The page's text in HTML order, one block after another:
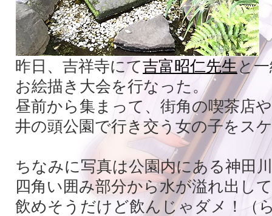
昨日、吉祥寺にて吉富昭仁先生と
お絵描き大会を行なった。
昼前から集まって、街角の喫茶店や
井の頭公園で行き交う女の子をス
ちなみに写真は公園内にある神田
四角い囲み部分から水が溢れ出し
飲めそうだけど飲んじゃダメ！（